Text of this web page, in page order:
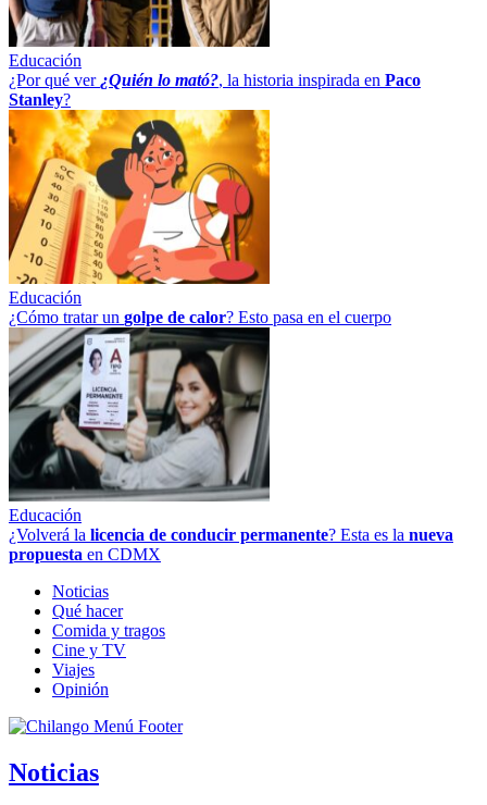
Educación
¿Por qué ver ¿Quién lo mató?, la historia inspirada en Paco
Stanley?
Educación
¿Cómo tratar un golpe de calor? Esto pasa en el cuerpo
Educación
¿Volverá la licencia de conducir permanente? Esta es la nueva
propuesta en CDMX
Noticias
Qué hacer
Comida y tragos
Cine y TV
Viajes
Opinión
Noticias